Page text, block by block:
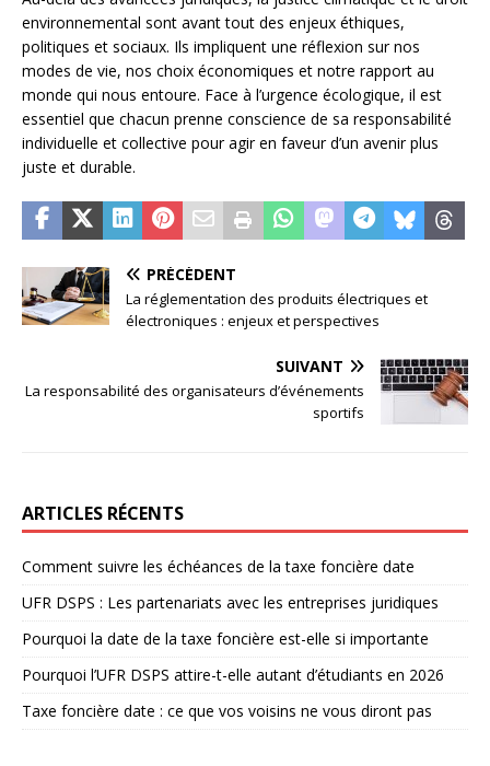
environnemental sont avant tout des enjeux éthiques,
politiques et sociaux. Ils impliquent une réflexion sur nos
modes de vie, nos choix économiques et notre rapport au
monde qui nous entoure. Face à l’urgence écologique, il est
essentiel que chacun prenne conscience de sa responsabilité
individuelle et collective pour agir en faveur d’un avenir plus
juste et durable.
PRÉCÉDENT
La réglementation des produits électriques et
électroniques : enjeux et perspectives
SUIVANT
La responsabilité des organisateurs d’événements
sportifs
ARTICLES RÉCENTS
Comment suivre les échéances de la taxe foncière date
UFR DSPS : Les partenariats avec les entreprises juridiques
Pourquoi la date de la taxe foncière est-elle si importante
Pourquoi l’UFR DSPS attire-t-elle autant d’étudiants en 2026
Taxe foncière date : ce que vos voisins ne vous diront pas